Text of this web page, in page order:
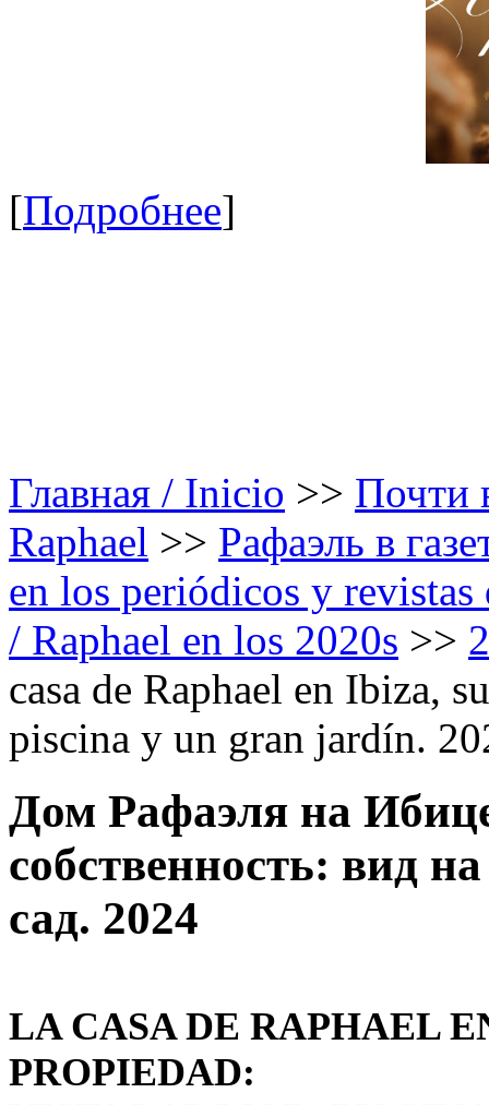
[Подробнее]
Главная / Inicio >> Почти
Raphael >> Рафаэль в
en los periódicos y
/ Raphael en los 2020s >>
casa de Raphael en Ibiza,
piscina y un gran jardín.
Дом Рафаэля на
собственность: вид
сад. 2024
LA CASA DE RAPHAEL
PROPIEDAD: